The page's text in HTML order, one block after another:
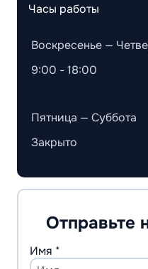
Часы работы
Воскресенье —
9:00 - 18:00
Пятница — Суббота
Закрыто
Отправьте
Имя *